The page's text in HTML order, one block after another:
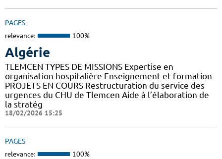
PAGES
relevance: 100%
Algérie
TLEMCEN TYPES DE MISSIONS Expertise en
organisation hospitalière Enseignement et formation
PROJETS EN COURS Restructuration du service des
urgences du CHU de Tlemcen Aide à l’élaboration de
la stratég
18/02/2026 15:25
PAGES
relevance: 100%